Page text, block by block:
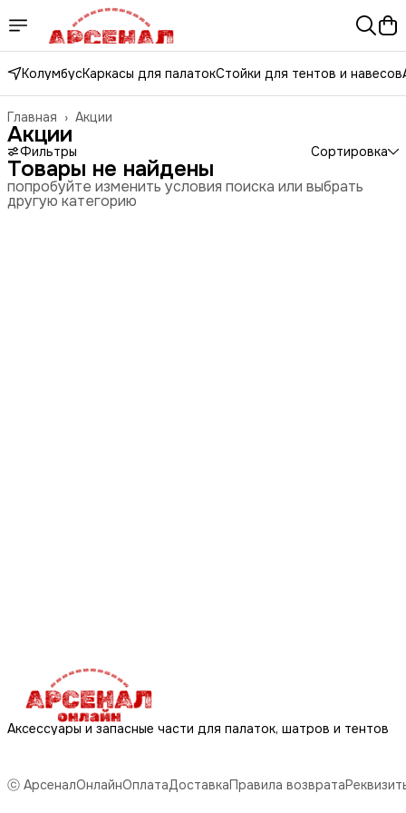
КолумбусКаркасы для палатокСтойки для тентов и навесов
Акции
Главная ›
Акции
Фильтры Сортировка
Товары не найдены
попробуйте изменить условия поиска или выбрать
другую категорию
Аксессуары и запасные части для палаток, шатров и тентов
ⓒ АрсеналОнлайнОплатаДоставкаПравила возврата